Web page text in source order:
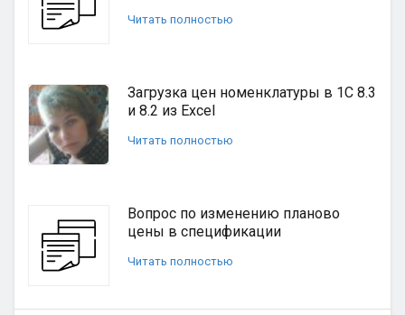
Читать полностью
Загрузка цен номенклатуры в 1С 8.3
и 8.2 из Excel
Читать полностью
Вопрос по изменению планово
цены в спецификации
Читать полностью